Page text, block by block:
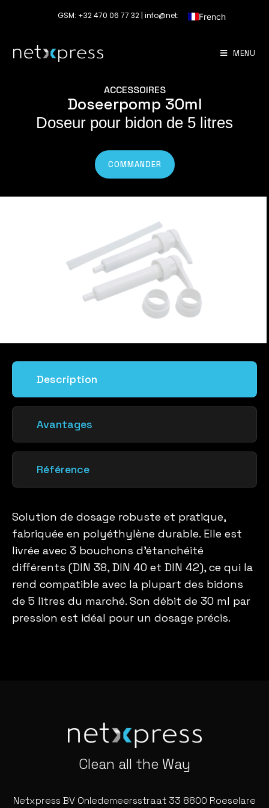
GSM: +32 470 06 77 32 | info@netxpress.eu
MENU
ACCESSOIRES
Doseerpomp 30ml
Doseur pour bidon de 5 litres
COMMANDER
Description
Avantages
Référence
Solution de dosage robuste et pratique,
fabriquée en polyéthylène durable. Elle est
livrée avec 3 bouchons d’étanchéité
différents (DIN 38, DIN 40 et DIN 42), ce qui la
rend compatible avec la plupart des bidons
de 5 litres du marché. Son débit de 30 ml par
pression est idéal pour un dosage précis.
Clean all the Way
Netxpress BV Onledemeersstraat 33 8800 Roeselare
French